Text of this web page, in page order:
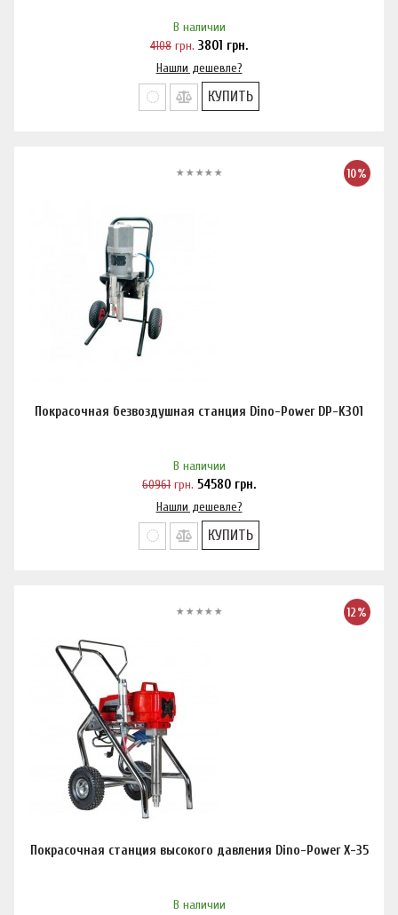
В наличии
4108 грн. 3801 грн.
Нашли дешевле?
КУПИТЬ
10%
Покрасочная безвоздушная станция Dino-Power DP-K301
В наличии
60961 грн. 54580 грн.
Нашли дешевле?
КУПИТЬ
12%
Покрасочная станция высокого давления Dino-Power X-35
В наличии